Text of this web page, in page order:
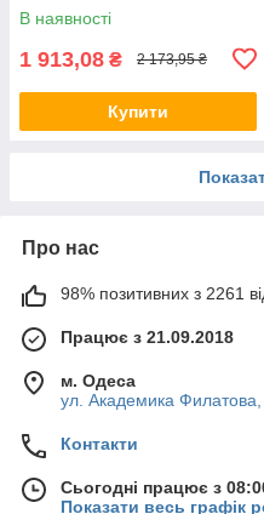
В наявності
1 913,08 ₴ 2 173,95 ₴
Купити
Про нас
98% позитивних з 2261
Працює з 21.09.2018
м. Одеса
ул. Академика
Контакти
Сьогодні працює з
Показати весь графік